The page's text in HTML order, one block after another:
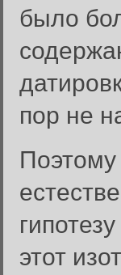
было
пор не
этот